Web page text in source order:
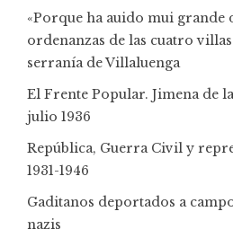
«Porque ha auido mui grande
ordenanzas de las cuatro
serranía de Villaluenga
El Frente Popular. Jimena de
julio 1936
República, Guerra Civil y
1931-1946
Gaditanos deportados a
nazis